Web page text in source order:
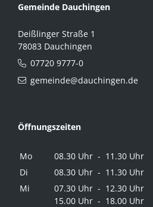
Gemeinde Dauchingen
Deißlinger Straße 1
78083 Dauchingen
07720 9777-0
gemeinde@dauchingen.de
Öffnungszeiten
Mo
08.30 Uhr - 11.30 Uhr
Di
08.30 Uhr - 11.30 Uhr
Mi
07.30 Uhr - 12.30 Uhr
15.00 Uhr - 18.00 Uhr